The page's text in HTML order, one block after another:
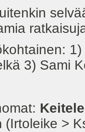
3) Sami
(Irtoleike >